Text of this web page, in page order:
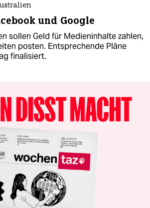
und Google
sollen Geld für Medieninhalte zahlen,
posten. Entsprechende Pläne
finalisiert.